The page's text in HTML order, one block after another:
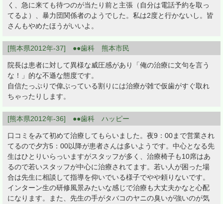
く、急に来ても待つのが当たり前と主張（自分は電話予約を取っ
てるよ）、暴力団関係者のようでした。私は2度と行かないし。皆
さんもやめたほうがいいよ。
[熊本県2012年-37] ●●歯科 熊本市民
院長は患者に対して異様な威圧感があり「俺の治療に文句を言う
な！」的な不遜な態度です。
自信たっぷりで偉ぶっている割りには治療が雑で仮歯がすぐ取れ
ちゃったりします。
[熊本県2012年-36] ●●歯科 ハッピー
口コミをみて初めて治療してもらいました。夜9：00まで営業され
てるので夕方5：00以降が患者さんは多いようです。中心となる先
生はひとりいらっいますがスタッフが多く、治療椅子も10席はあ
るので若いスタッフが中心に治療されてます。若い人が困った場
合は先生に相談して指導を仰いでいる様子でやや頼りないです。
インターン生の研修風景みたいな感じで治療も大丈夫かなと心配
になります。また、先生の手がタバコのヤニの臭いが強いのが気